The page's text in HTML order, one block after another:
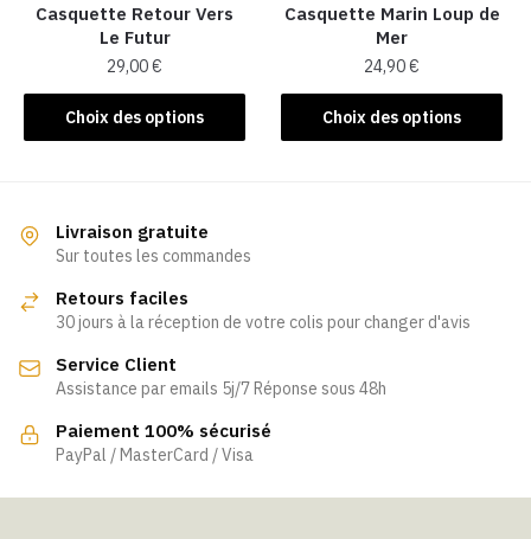
page
du
produit
Casquette Retour Vers
Le Futur
29,00€
Choix des options
Ce
produit
variations.
Les
peuvent
choisies
sur
la
page
Casquette Marin Loup de
Mer
24,90€
Choix des options
Ce
produit
être
Livraison gratuite
Sur toutes les commandes
Retours faciles
30 jours à la réception de votre colis pour changer d'avis
Service Client
Assistance par emails 5j/7 Réponse sous 48h
Paiement 100% sécurisé
PayPal / MasterCard / Visa